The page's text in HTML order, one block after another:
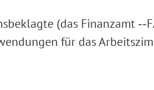
(das Finanzamt
für das